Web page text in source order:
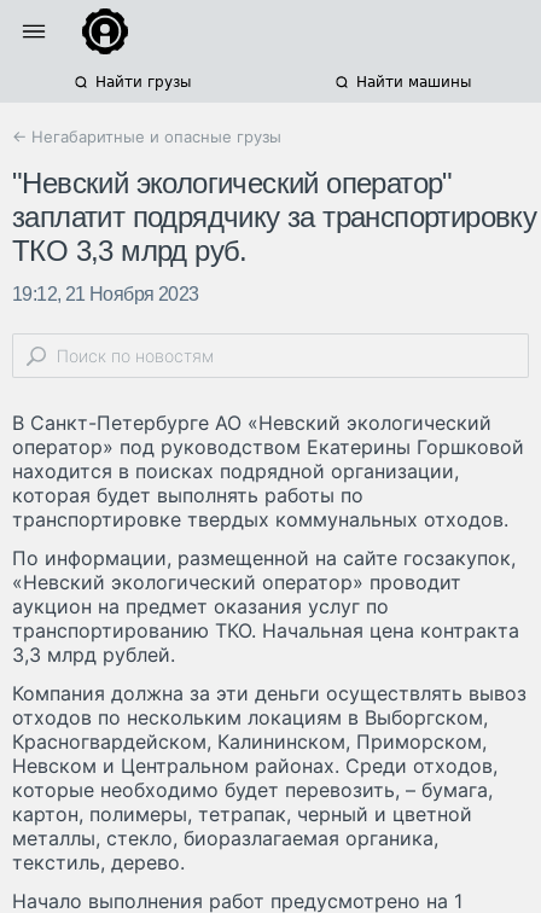
Найти грузы Найти машины
← Негабаритные и опасные грузы
"Невский экологический оператор"
заплатит подрядчику за транспортировку
ТКО 3,3 млрд руб.
19:12, 21 Ноября 2023
В Санкт-Петербурге АО «Невский экологический
оператор» под руководством Екатерины Горшковой
находится в поисках подрядной организации,
которая будет выполнять работы по
транспортировке твердых коммунальных отходов.
По информации, размещенной на сайте госзакупок,
«Невский экологический оператор» проводит
аукцион на предмет оказания услуг по
транспортированию ТКО. Начальная цена контракта
3,3 млрд рублей.
Компания должна за эти деньги осуществлять вывоз
отходов по нескольким локациям в Выборгском,
Красногвардейском, Калининском, Приморском,
Невском и Центральном районах. Среди отходов,
которые необходимо будет перевозить, – бумага,
картон, полимеры, тетрапак, черный и цветной
металлы, стекло, биоразлагаемая органика,
текстиль, дерево.
Начало выполнения работ предусмотрено на 1